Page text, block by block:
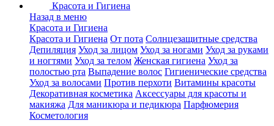
Красота и Гигиена
Назад в меню
Красота и Гигиена
Красота и Гигиена От пота Солнцезащитные средства
Депиляция Уход за лицом Уход за ногами Уход за руками
и ногтями Уход за телом Женская гигиена Уход за
полостью рта Выпадение волос Гигиенические средства
Уход за волосами Против перхоти Витамины красоты
Декоративная косметика Аксессуары для красоты и
макияжа Для маникюра и педикюра Парфюмерия
Косметология